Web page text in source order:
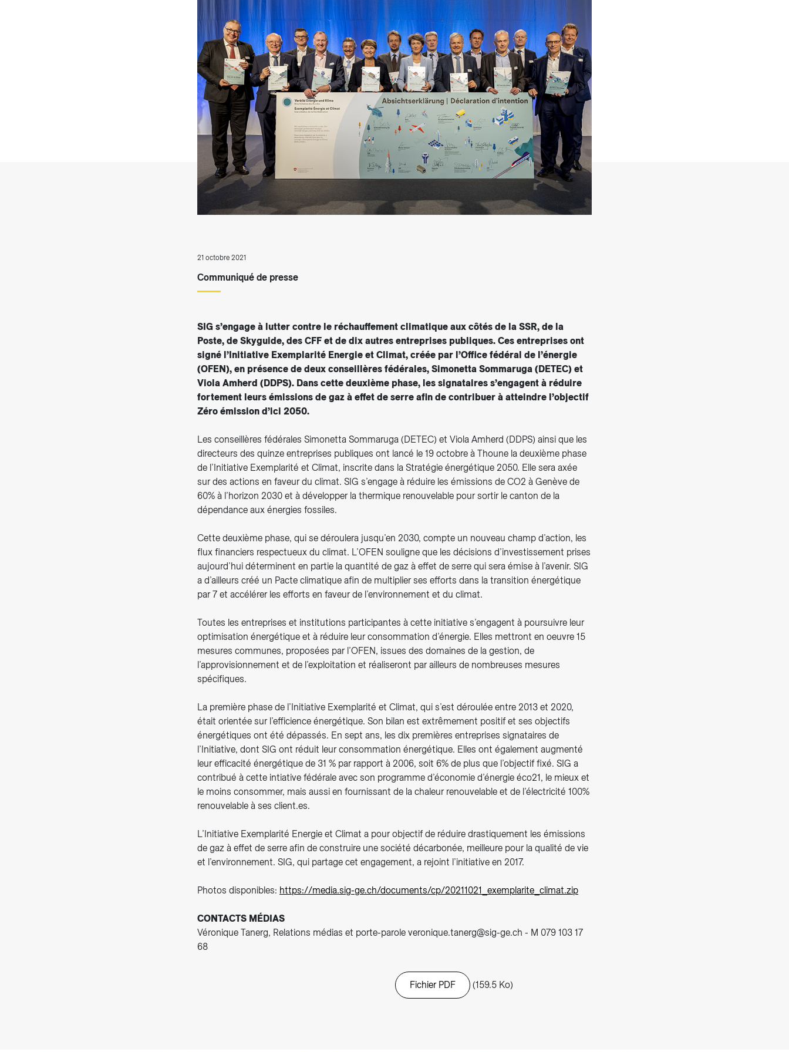
Tarifs et règlements
21 octobre 2021
Communiqué de presse
SIG s’engage à lutter contre le réchauffement climatique aux côtés de la SSR, de la
Poste, de Skyguide, des CFF et de dix autres entreprises publiques. Ces entreprises ont
signé l’Initiative Exemplarité Energie et Climat, créée par l’Office fédéral de l’énergie
(OFEN), en présence de deux conseillères fédérales, Simonetta Sommaruga (DETEC) et
Viola Amherd (DDPS). Dans cette deuxième phase, les signataires s’engagent à réduire
fortement leurs émissions de gaz à effet de serre afin de contribuer à atteindre l’objectif
Zéro émission d’ici 2050.
Les conseillères fédérales Simonetta Sommaruga (DETEC) et Viola Amherd (DDPS) ainsi que les
directeurs des quinze entreprises publiques ont lancé le 19 octobre à Thoune la deuxième phase
de l’Initiative Exemplarité et Climat, inscrite dans la Stratégie énergétique 2050. Elle sera axée
sur des actions en faveur du climat. SIG s’engage à réduire les émissions de CO2 à Genève de
60% à l’horizon 2030 et à développer la thermique renouvelable pour sortir le canton de la
dépendance aux énergies fossiles.
Cette deuxième phase, qui se déroulera jusqu’en 2030, compte un nouveau champ d’action, les
flux financiers respectueux du climat. L’OFEN souligne que les décisions d’investissement prises
aujourd’hui déterminent en partie la quantité de gaz à effet de serre qui sera émise à l’avenir. SIG
a d’ailleurs créé un Pacte climatique afin de multiplier ses efforts dans la transition énergétique
par 7 et accélérer les efforts en faveur de l’environnement et du climat.
Toutes les entreprises et institutions participantes à cette initiative s’engagent à poursuivre leur
optimisation énergétique et à réduire leur consommation d’énergie. Elles mettront en oeuvre 15
mesures communes, proposées par l’OFEN, issues des domaines de la gestion, de
l’approvisionnement et de l’exploitation et réaliseront par ailleurs de nombreuses mesures
spécifiques.
La première phase de l’Initiative Exemplarité et Climat, qui s’est déroulée entre 2013 et 2020,
était orientée sur l’efficience énergétique. Son bilan est extrêmement positif et ses objectifs
énergétiques ont été dépassés. En sept ans, les dix premières entreprises signataires de
l’Initiative, dont SIG ont réduit leur consommation énergétique. Elles ont également augmenté
leur efficacité énergétique de 31 % par rapport à 2006, soit 6% de plus que l’objectif fixé. SIG a
contribué à cette intiative fédérale avec son programme d’économie d’énergie éco21, le mieux et
le moins consommer, mais aussi en fournissant de la chaleur renouvelable et de l’électricité 100%
renouvelable à ses client.es.
L’Initiative Exemplarité Energie et Climat a pour objectif de réduire drastiquement les émissions
de gaz à effet de serre afin de construire une société décarbonée, meilleure pour la qualité de vie
et l’environnement. SIG, qui partage cet engagement, a rejoint l’initiative en 2017.
Photos disponibles: https://media.sig-ge.ch/documents/cp/20211021_exemplarite_climat.zip
CONTACTS MÉDIAS
Véronique Tanerg, Relations médias et porte-parole veronique.tanerg@sig-ge.ch - M 079 103 17
68
Fichier PDF (159.5 Ko)